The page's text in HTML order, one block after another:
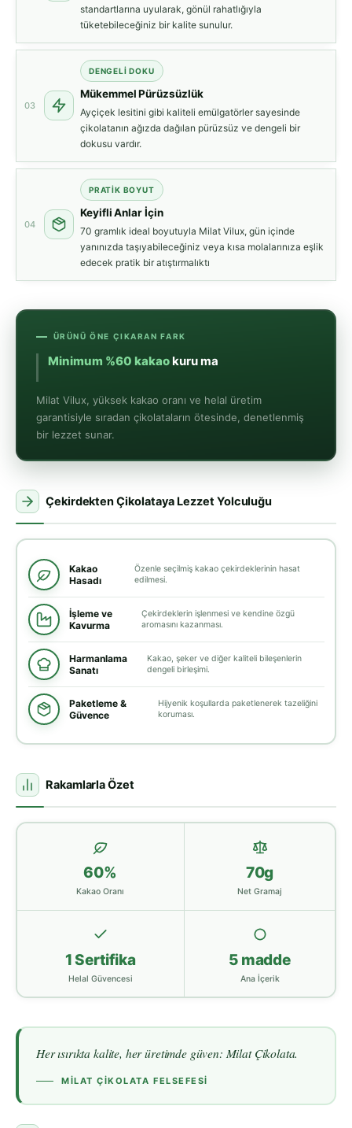
standartlarına uyularak, gönül rahatlığıyla
tüketebileceğiniz bir kalite sunulur.
03
DENGELI DOKU
Mükemmel Pürüzsüzlük
Ayçiçek lesitini gibi kaliteli emülgatörler sayesinde
çikolatanın ağızda dağılan pürüzsüz ve dengeli bir
dokusu vardır.
04
PRATIK BOYUT
Keyifli Anlar İçin
70 gramlık ideal boyutuyla Milat Vilux, gün içinde
yanınızda taşıyabileceğiniz veya kısa molalarınıza eşlik
edecek pratik bir atıştırmalıktı
ÜRÜNÜ ÖNE ÇIKARAN FARK
Minimum %60 kakaokuru maddesi içeriği
Milat Vilux, yüksek kakao oranı ve helal üretim
garantisiyle sıradan çikolataların ötesinde, denetlenmiş
bir lezzet sunar.
Çekirdekten Çikolataya Lezzet Yolculuğu
Kakao
Hasadı
Özenle seçilmiş kakao çekirdeklerinin hasat
edilmesi.
İşleme ve
Kavurma
Çekirdeklerin işlenmesi ve kendine özgü
aromasını kazanması.
Harmanlama
Sanatı
Kakao, şeker ve diğer kaliteli bileşenlerin
dengeli birleşimi.
Paketleme &
Güvence
Hijyenik koşullarda paketlenerek tazeliğini
koruması.
Rakamlarla Özet
60%
Kakao Oranı
70g
Net Gramaj
1 Sertifika
Helal Güvencesi
5 madde
Ana İçerik
Her ısırıkta kalite, her üretimde güven: Milat Çikolata.
MILAT ÇIKOLATA FELSEFESI